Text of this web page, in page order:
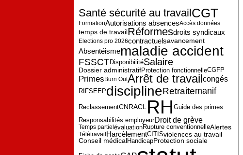
Santé sécurité au travailCGT
FormationAutorisations absencesAccès données
temps de travailRéformesdroits syndicaux
Elections pro 2026contractuelsavancement
Absentéismemaladie accident
FSSCTDisponibilitéSalaire
Dossier administratifProtection fonctionnelleCGFP
PrimesBurn OutArrêt de travailcongés
RIFSEEPdisciplineRetraitemanif
ReclassementCNRACL RH Guide des primes
Responsabilités employeurDroit de grève
Temps partiel évaluationRupture conventionnelleAlertes
TélétravailHarcèlementCITISviolences au travail
Conseil médical HandicapProtection sociale